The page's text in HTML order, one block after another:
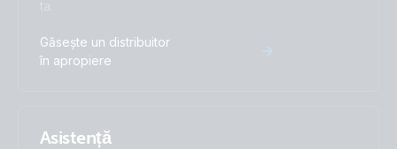
ta.
Găsește un distribuitor
în apropiere
Asistență